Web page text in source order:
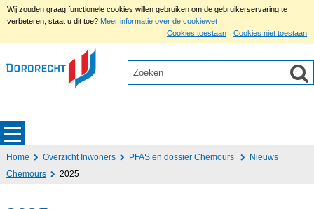
Wij zouden graag functionele cookies willen gebruiken om de gebruikerservaring te
verbeteren, staat u dit toe? Meer informatie over de cookiewet
Cookies toestaan
Cookies niet toestaan
Home Overzicht Inwoners PFAS en dossier Chemours
Nieuws
Chemours
2025